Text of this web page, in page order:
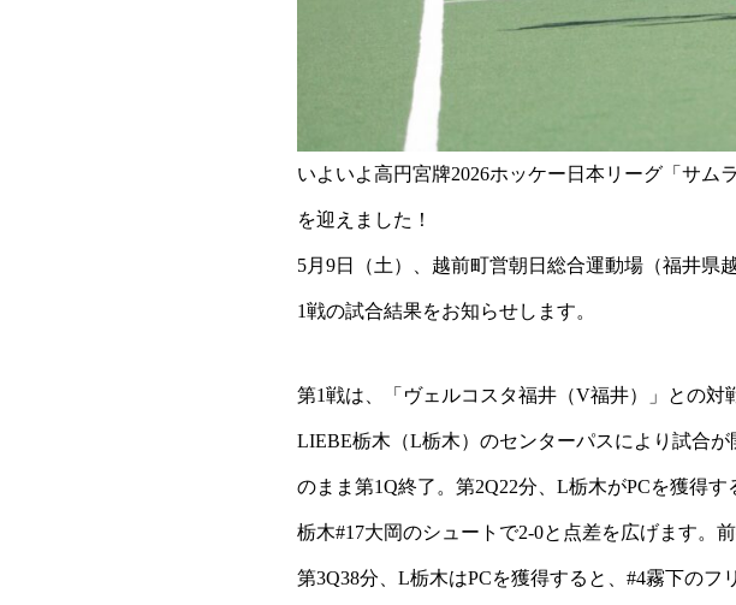
いよいよ高円宮牌2026ホッケー日本リーグ「サ
を迎えました！
5月9日（土）、越前町営朝日総合運動場（福井県
1戦の試合結果をお知らせします。
第1戦は、「ヴェルコスタ福井（V福井）」との対
LIEBE栃木（L栃木）のセンターパスにより試合
のまま第1Q終了。第2Q22分、L栃木がPCを獲得
栃木#17大岡のシュートで2-0と点差を広げます。
第3Q38分、L栃木はPCを獲得すると、#4霧下のフ